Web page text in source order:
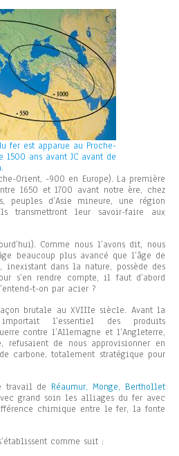
fer est apparue au Proche-
1500 ans avant JC avant de
Orient, -900 en Europe). La première
1650 et 1700 avant notre ère, chez
peuples d’Asie mineure, une région
leur savoir-faire aux
Comme nous l’avons dit, nous
beaucoup plus avancé que l’âge de
inexistant dans la nature, possède des
s’en rendre compte, il faut d’abord
t-on par acier ?
brutale au XVIIIe siècle. Avant la
l’essentiel des produits
contre l’Allemagne et l’Angleterre,
refusaient de nous approvisionner en
carbone, totalement stratégique pour
travail de Réaumur, Monge, Berthollet
grand soin les alliages du fer avec
chimique entre le fer, la fonte
comme suit :